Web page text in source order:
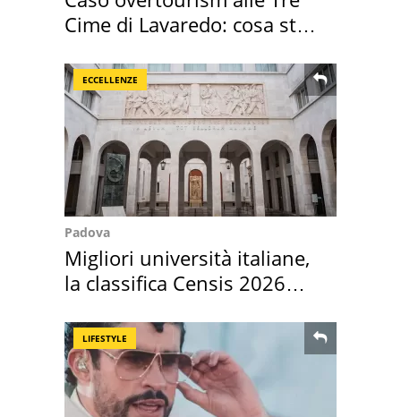
Cime di Lavaredo: cosa sta
ECCELLENZE
Padova
Migliori università italiane,
la classifica Censis 2026
LIFESTYLE